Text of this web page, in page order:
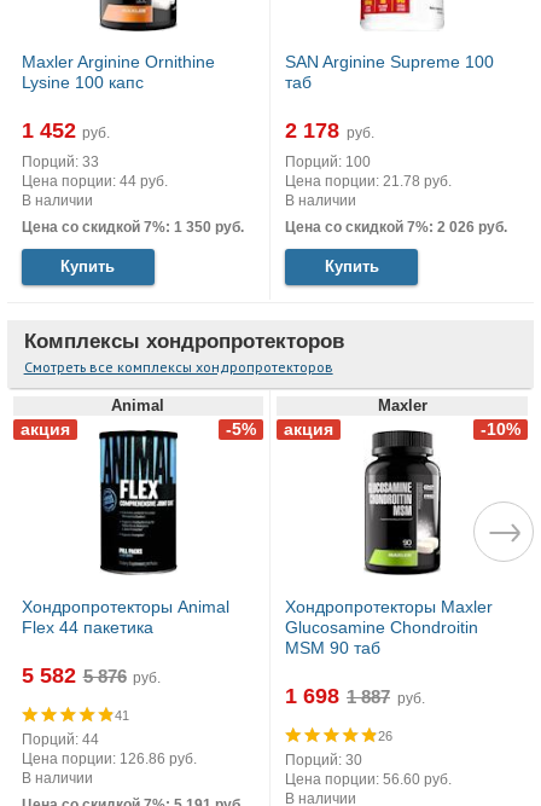
Maxler Arginine Ornithine
Lysine 100 капс
1 452 руб.
Порций: 33
Цена порции: 44 руб.
В наличии
Цена со скидкой 7%: 1 350 руб.
Купить
SAN Arginine Supreme 100
таб
2 178 руб.
Порций: 100
Цена порции: 21.78 руб.
В наличии
Цена со скидкой 7%: 2 026 руб.
Купить
Комплексы хондропротекторов
Смотреть все комплексы хондропротекторов
Animal
Хондропротекторы Animal
Flex 44 пакетика
5 582 руб.
41
Порций: 44
Цена порции: 126.86 руб.
В наличии
Maxler
Хондропротекторы Maxler
Glucosamine Chondroitin
MSM 90 таб
1 698 руб.
26
Порций: 30
Цена порции: 56.60 руб.
В наличии